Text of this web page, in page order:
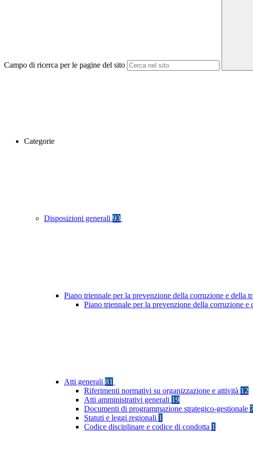
Campo di ricerca per le pagine del sito
Categorie
Disposizioni generali 93
Piano triennale per la prevenzione della corruzione e della
Piano triennale per la prevenzione della corruzione e
Atti generali 81
Riferimenti normativi su organizzazione e attività 12
Atti amministrativi generali 19
Documenti di programmazione strategico-gestionale
Statuti e leggi regionali 1
Codice disciplinare e codice di condotta 1